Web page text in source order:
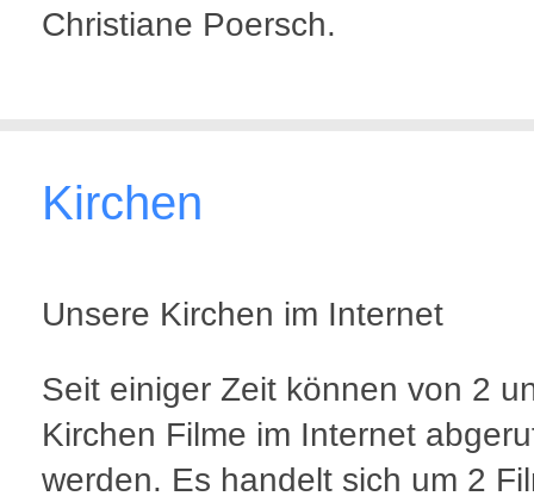
Christiane Poersch.
Kirchen
Unsere Kirchen im Internet
Seit einiger Zeit können von 2
Kirchen Filme im Internet
werden. Es handelt sich um 2